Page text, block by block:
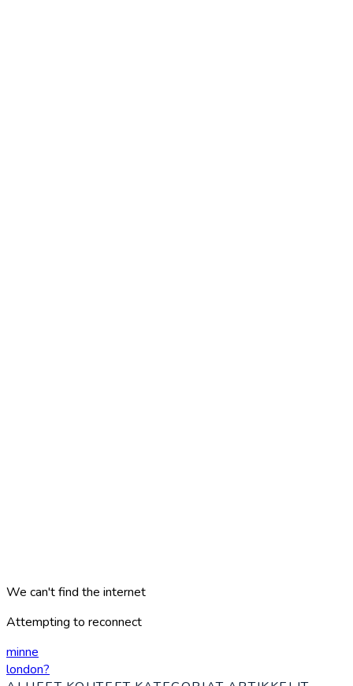
We can't find the internet
Attempting to reconnect
minne
london?